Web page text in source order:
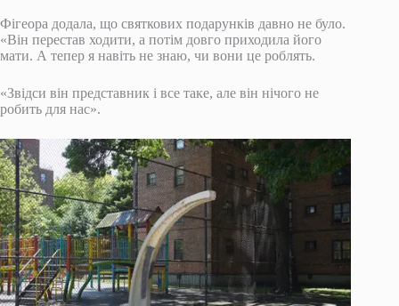
Фігеора додала, що святкових подарунків давно не було.
«Він перестав ходити, а потім довго приходила його
мати. А тепер я навіть не знаю, чи вони це роблять.
«Звідси він представник і все таке, але він нічого не
робить для нас».